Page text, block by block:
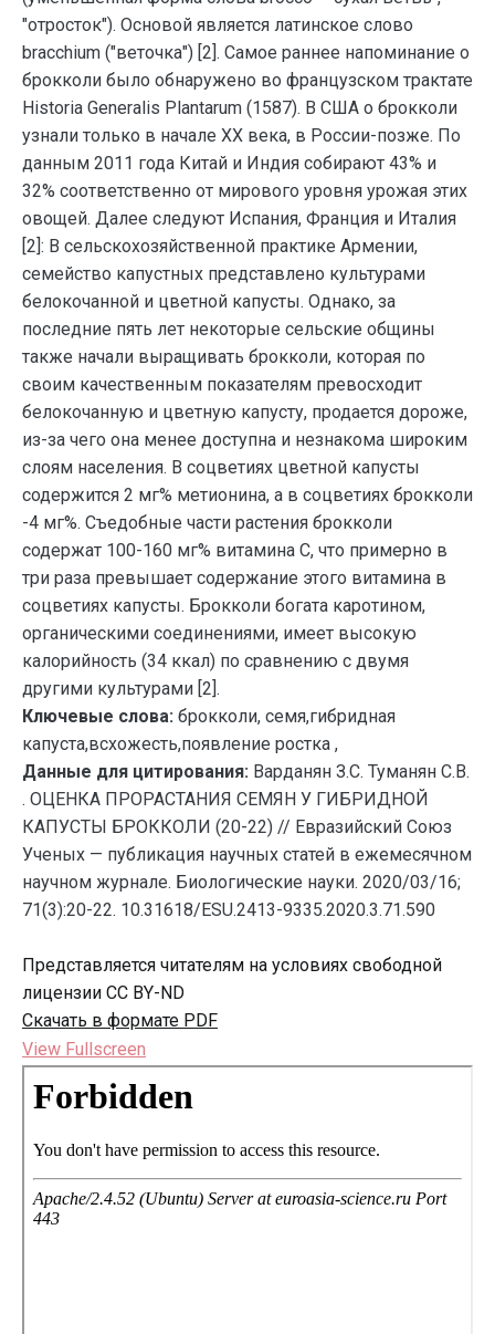
"отросток"). Основой является латинское слово
bracchium ("веточка") [2]. Самое раннее напоминание о
брокколи было обнаружено во французском трактате
Historia Generalis Plantarum (1587). В США о брокколи
узнали только в начале XX века, в России-позже. По
данным 2011 года Китай и Индия собирают 43% и
32% соответственно от мирового уровня урожая этих
овощей. Далее следуют Испания, Франция и Италия
[2]: В сельскохозяйственной практике Армении,
семейство капустных представлено культурами
белокочанной и цветной капусты. Однако, за
последние пять лет некоторые сельские общины
также начали выращивать брокколи, которая по
своим качественным показателям превосходит
белокочанную и цветную капусту, продается дороже,
из-за чего она менее доступна и незнакома широким
слоям населения. В соцветиях цветной капусты
содержится 2 мг% метионина, а в соцветиях брокколи
-4 мг%. Съедобные части растения брокколи
содержат 100-160 мг% витамина С, что примерно в
три раза превышает содержание этого витамина в
соцветиях капусты. Брокколи богата каротином,
органическими соединениями, имеет высокую
калорийность (34 ккал) по сравнению с двумя
другими культурами [2].
Ключевые слова: брокколи, семя,гибридная
капуста,всхожесть,появление ростка ,
Данные для цитирования: Варданян З.С. Туманян С.В.
. ОЦЕНКА ПРОРАСТАНИЯ СЕМЯН У ГИБРИДНОЙ
КАПУСТЫ БРОККОЛИ (20-22) // Евразийский Союз
Ученых — публикация научных статей в ежемесячном
научном журнале. Биологические науки. 2020/03/16;
71(3):20-22. 10.31618/ESU.2413-9335.2020.3.71.590
Представляется читателям на условиях свободной
лицензии CC BY-ND
Скачать в формате PDF
View Fullscreen
Перейти
содержимому